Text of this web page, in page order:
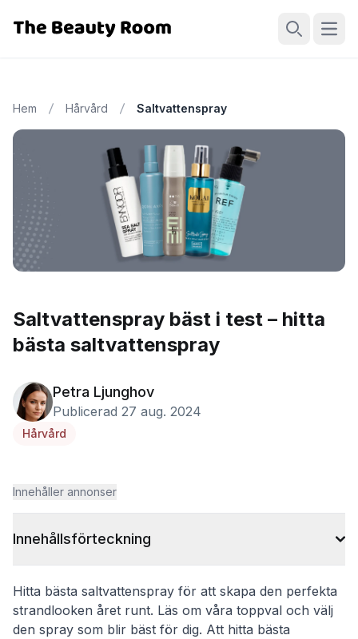
Hem Hårvård Saltvattenspray
Saltvattenspray bäst i test – hitta
bästa saltvattenspray
Petra Ljunghov
Publicerad 27 aug. 2024
Hårvård
Innehåller annonser
Innehållsförteckning
Hitta bästa saltvattenspray för att skapa den perfekta
strandlooken året runt. Läs om våra toppval och välj
den spray som blir bäst för dig. Att hitta bästa